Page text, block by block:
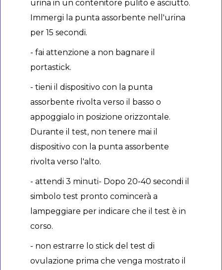
urina in un contenitore pulito e asciutto.
Immergi la punta assorbente nell'urina
per 15 secondi.
- fai attenzione a non bagnare il
portastick.
- tieni il dispositivo con la punta
assorbente rivolta verso il basso o
appoggialo in posizione orizzontale.
Durante il test, non tenere mai il
dispositivo con la punta assorbente
rivolta verso l'alto.
- attendi 3 minuti- Dopo 20-40 secondi il
simbolo test pronto comincerà a
lampeggiare per indicare che il test è in
corso.
- non estrarre lo stick del test di
ovulazione prima che venga mostrato il